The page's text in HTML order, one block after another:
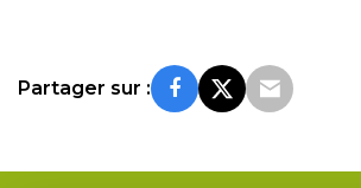
Partager sur :